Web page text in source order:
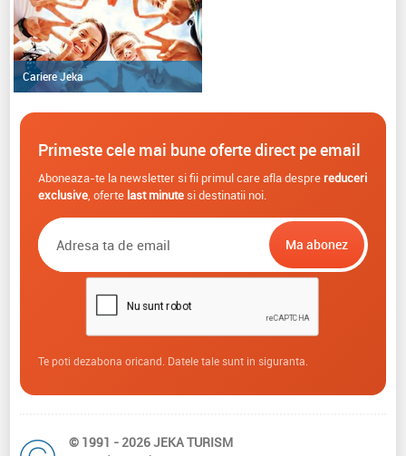
Cariere Jeka
Primeste cele mai bune oferte direct pe email
Aboneaza-te la newsletter si fii primul care afla despre reduceri
exclusive, oferte last minutesi destinatii noi.
Te poti dezabona oricand. Datele tale sunt in siguranta.
© 1991 - 2026 JEKA TURISM